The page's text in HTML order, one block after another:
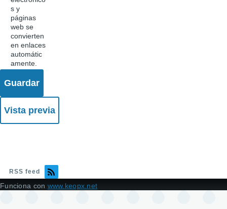
s y
páginas
web se
convierten
en enlaces
automátic
amente.
RSS feed
Funciona con www.keopx.net